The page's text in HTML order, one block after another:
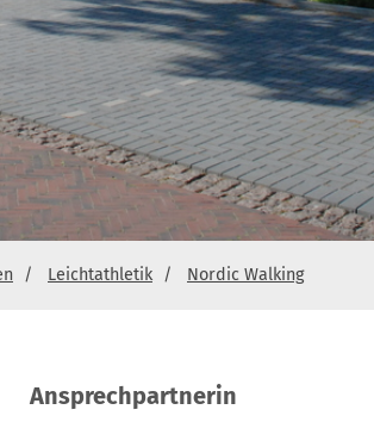
Leichtathletik Nordic Walking
Ansprechpartnerin